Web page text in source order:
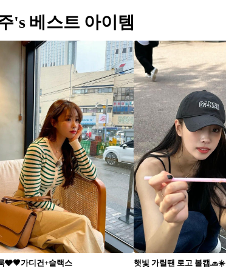
's 베스트 아이템
🩶🤎가디건+슬랙스 햇빛 가릴땐 로고 볼캡🧢☀️